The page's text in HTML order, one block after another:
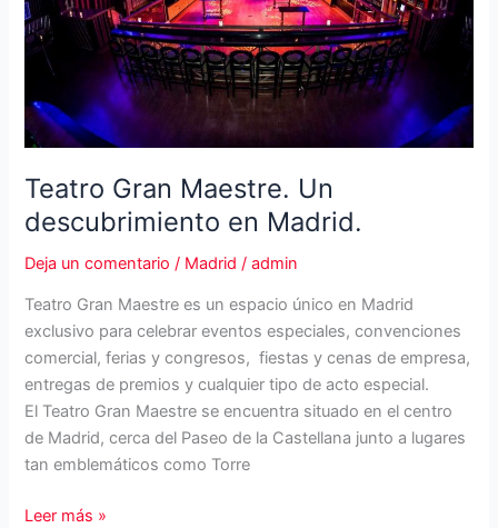
Teatro Gran Maestre. Un
descubrimiento en Madrid.
Deja un comentario / Madrid /admin
Teatro Gran Maestre es un espacio único en Madrid
exclusivo para celebrar eventos especiales, convenciones
comercial, ferias y congresos, fiestas y cenas de empresa,
entregas de premios y cualquier tipo de acto especial.
El Teatro Gran Maestre se encuentra situado en el centro
de Madrid, cerca del Paseo de la Castellana junto a lugares
tan emblemáticos como Torre
Teatro
Leer más »